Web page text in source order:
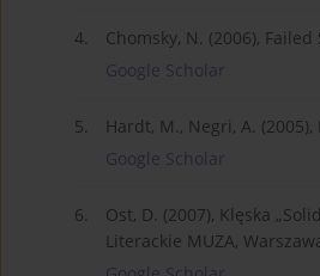
4.
Chomsky, N. (2006),
Google Scholar
5.
Hardt, M., Negri, A.
Google Scholar
6.
Ost, D. (2007), Klęska
Literackie MUZA,